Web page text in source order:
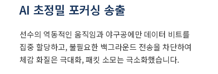
AI 초정밀 포커싱 송출
선수의 역동적인 움직임과 야구공에만 데이터 비트를
집중 할당하고, 불필요한 백그라운드 전송을 차단하여
체감 화질은 극대화, 패킷 소모는 극소화했습니다.